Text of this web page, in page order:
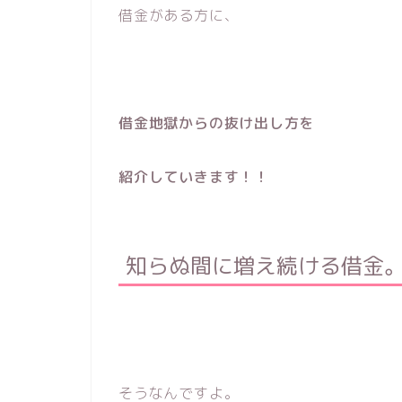
借金がある方に、
借金地獄からの抜け出し方を
紹介していきます！！
知らぬ間に増え続ける借金
そうなんですよ。